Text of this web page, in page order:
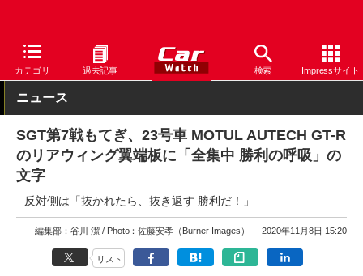
カテゴリ 過去記事 検索 Impressサイト
Car Watch モータースポーツ SUPER GT
ニュース
SGT第7戦もてぎ、23号車 MOTUL AUTECH GT-R
のリアウィング翼端板に「全集中 勝利の呼吸」の
文字
反対側は「抜かれたら、抜き返す 勝利だ！」
編集部：谷川 潔 Photo：佐藤安孝（Burner Images） 2020年11月8日 15:20
リスト